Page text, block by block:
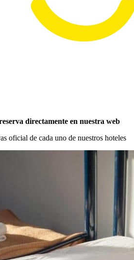
directamente en nuestra web
oficial de cada uno de nuestros hoteles